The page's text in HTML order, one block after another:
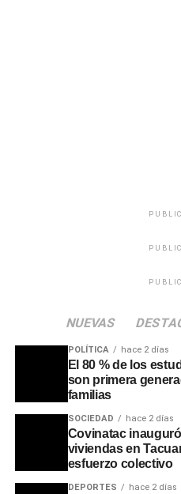
NUEVAS
POLÍTICA hace 2 días
El 80 % de los
son primera
familias
SOCIEDAD hace 2 días
Covinatac
viviendas en
esfuerzo colectivo
DEPORTES hace 2 días